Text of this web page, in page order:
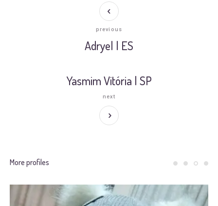
Adryel | ES
previous
Yasmim Vitória | SP
next
More profiles